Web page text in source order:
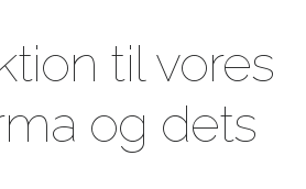
til vores
og dets